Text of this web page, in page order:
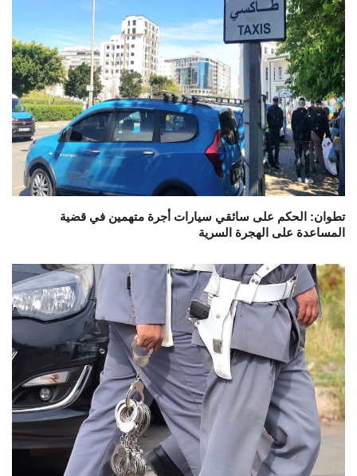
تطوان: الحكم على سائقي سيارات أجرة متهمين في قضية
المساعدة على الهجرة السرية